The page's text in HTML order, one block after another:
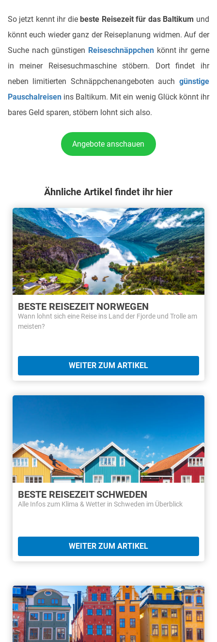
So jetzt kennt ihr diebeste Reisezeit für das Baltikum und
könnt euch wieder ganz der Reiseplanung widmen. Auf der
Suche nach günstigen Reiseschnäppchenkönnt ihr gerne
in meiner Reisesuchmaschine stöbern. Dort findet ihr
neben limitierten Schnäppchenangeboten auch günstige
Pauschalreisen ins Baltikum. Mit ein wenig Glück könnt ihr
bares Geld sparen, stöbern lohnt sich also.
Angebote anschauen
Ähnliche Artikel findet ihr hier
BESTE REISEZEIT NORWEGEN
Wann lohnt sich eine Reise ins Land der Fjorde und Trolle am
meisten?
WEITER ZUM ARTIKEL
BESTE REISEZEIT SCHWEDEN
Alle Infos zum Klima & Wetter in Schweden im Überblick
WEITER ZUM ARTIKEL